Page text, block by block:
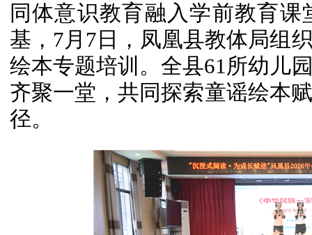
同体意识教育融入学前教育
基，7月7日，凤凰县教体局组
绘本专题培训。全县61所幼儿
齐聚一堂，共同探索童谣绘本
径。